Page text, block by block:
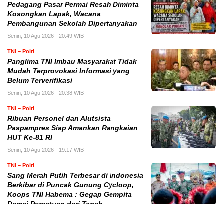
Pedagang Pasar Permai Resah Diminta
Kosongkan Lapak, Wacana
Pembangunan Sekolah Dipertanyakan
Senin, 10 Agu 2026 - 20:49 WIB
TNI – Polri
Panglima TNI Imbau Masyarakat Tidak
Mudah Terprovokasi Informasi yang
Belum Terverifikasi
Senin, 10 Agu 2026 - 20:38 WIB
TNI – Polri
Ribuan Personel dan Alutsista
Paspampres Siap Amankan Rangkaian
HUT Ke-81 RI
Senin, 10 Agu 2026 - 19:17 WIB
TNI – Polri
Sang Merah Putih Terbesar di Indonesia
Berkibar di Puncak Gunung Cycloop,
Koops TNI Habema : Gegap Gempita